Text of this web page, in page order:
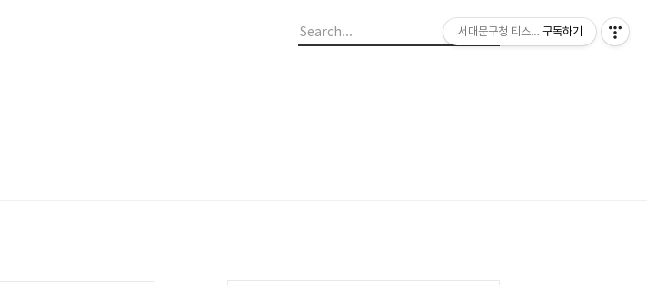
서대문구청 티스토리 블로그
구독하기